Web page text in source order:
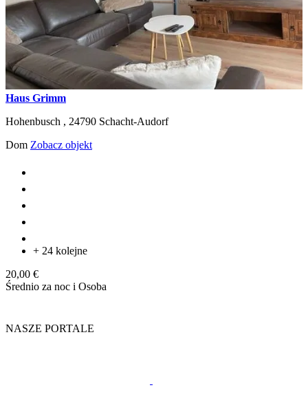
Haus Grimm
Hohenbusch , 24790 Schacht-Audorf
Dom Zobacz objekt
+ 24 kolejne
20,00 €
Średnio za noc i Osoba
NASZE PORTALE